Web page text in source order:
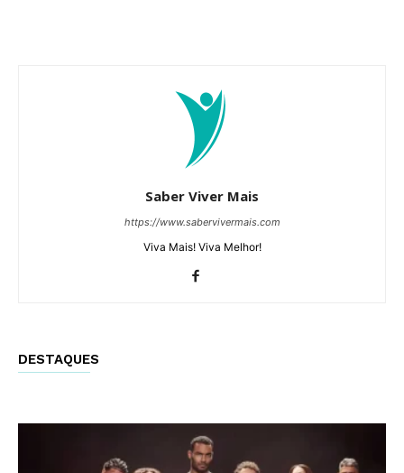
Saber Viver Mais
https://www.sabervivermais.com
Viva Mais! Viva Melhor!
DESTAQUES